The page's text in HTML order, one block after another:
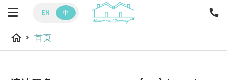
EN 中
home > 首页